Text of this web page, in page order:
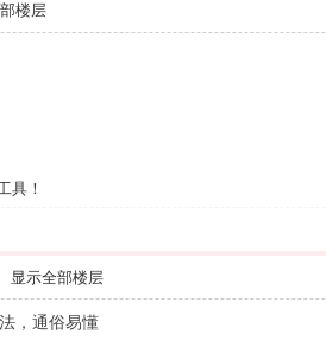
楼层
具！
显示全部楼层
，通俗易懂